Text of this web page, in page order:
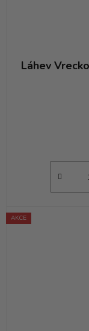
Láhev
AKCE